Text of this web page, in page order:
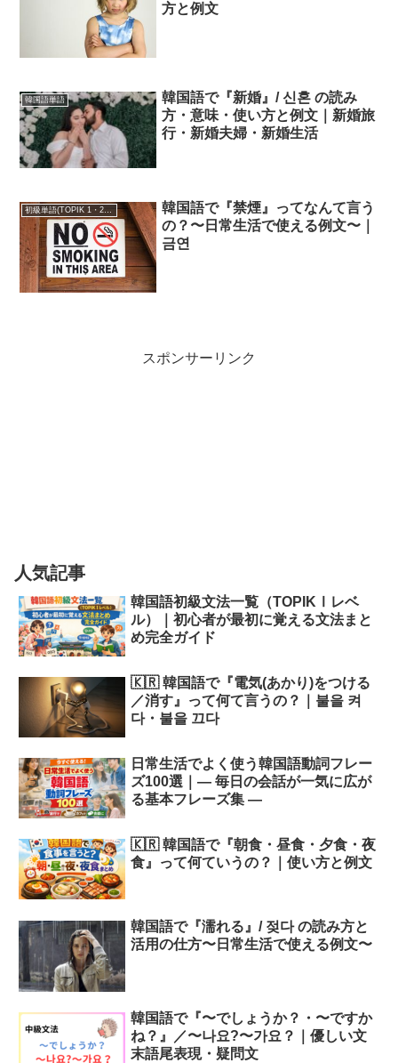
方と例文
韓国語単語
韓国語で『新婚』/ 신혼 の読み
方・意味・使い方と例文｜新婚旅
行・新婚夫婦・新婚生活
韓国語で『禁煙』ってなんて言う
の？〜日常生活で使える例文〜｜
금연
スポンサーリンク
人気記事
韓国語初級文法一覧（TOPIKⅠレベ
ル）｜初心者が最初に覚える文法まと
め完全ガイド
🇰🇷 韓国語で『電気(あかり)をつける
／消す』って何て言うの？｜불을 켜
다・불을 끄다
日常生活でよく使う韓国語動詞フレー
ズ100選｜― 毎日の会話が一気に広が
る基本フレーズ集 ―
🇰🇷 韓国語で『朝食・昼食・夕食・夜
食』って何ていうの？｜使い方と例文
韓国語で『濡れる』/ 젖다 の読み方と
活用の仕方〜日常生活で使える例文〜
韓国語で『〜でしょうか？・〜ですか
ね？』／〜나요?〜가요？｜優しい文
末語尾表現・疑問文